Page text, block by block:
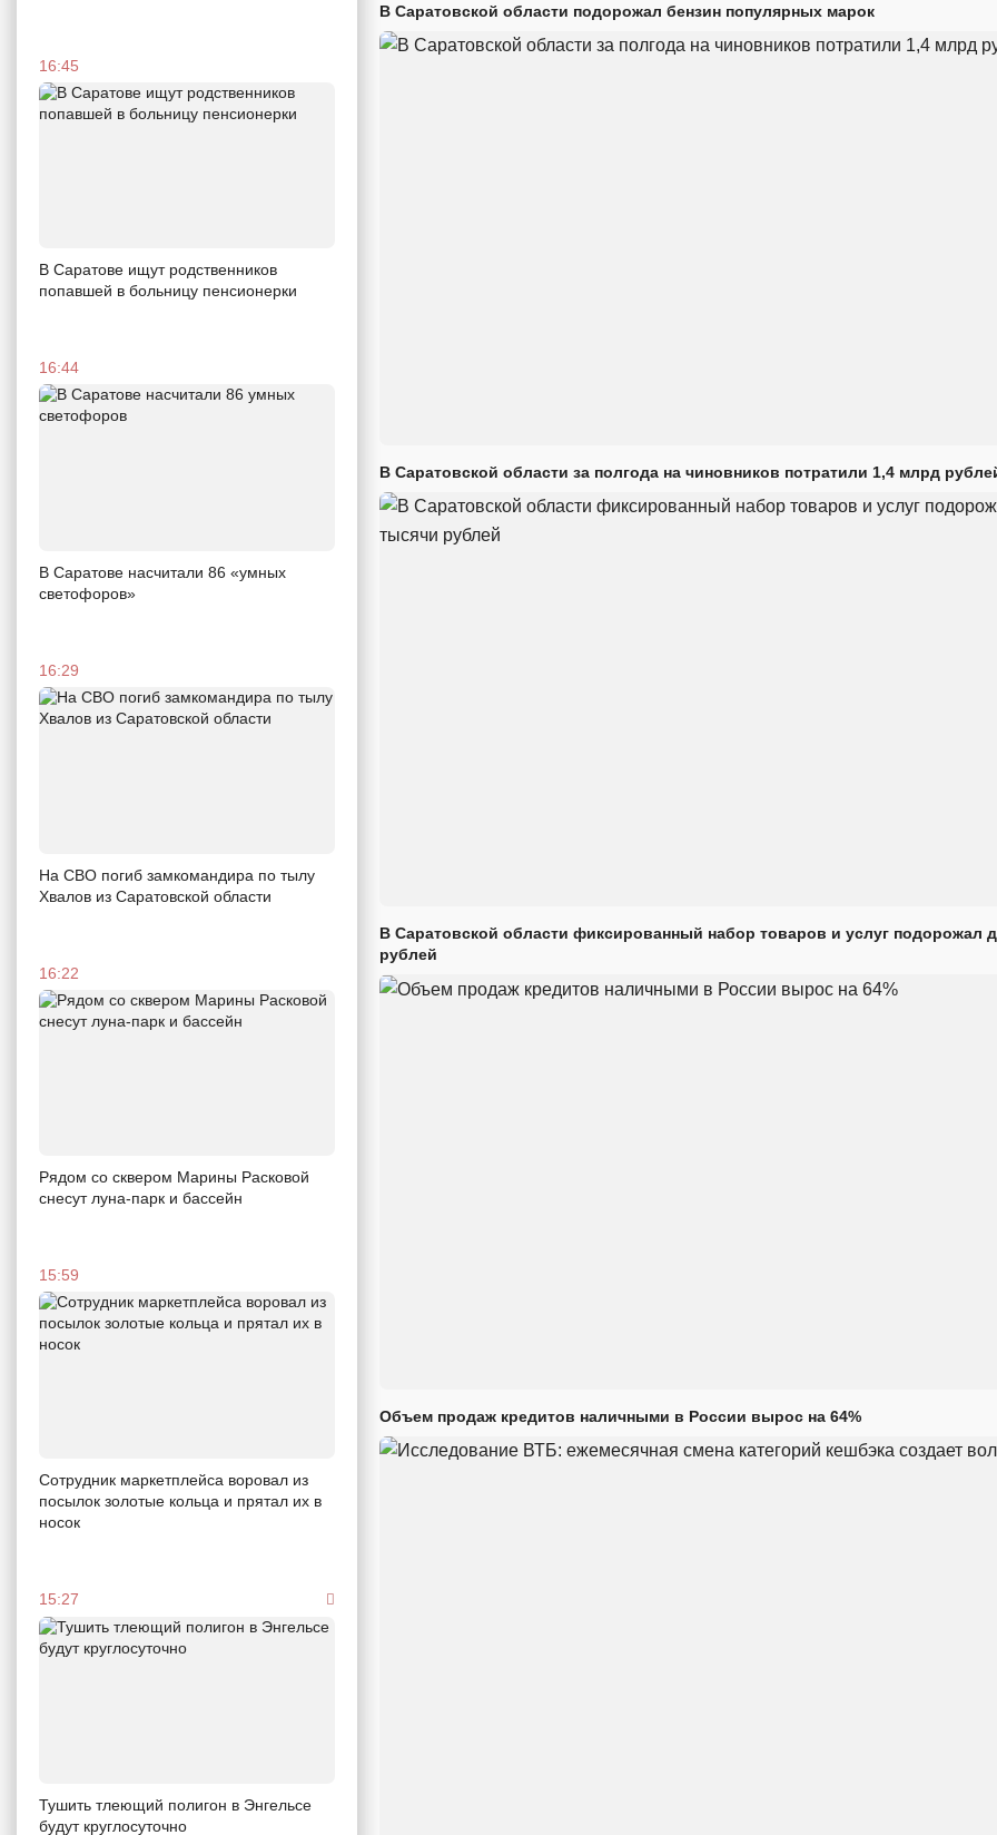
16:45
В Саратове ищут родственников
попавшей в больницу пенсионерки
16:44
В Саратове насчитали 86 «умных
светофоров»
16:29
На СВО погиб замкомандира по тылу
Хвалов из Саратовской области
16:22
Рядом со сквером Марины Расковой
снесут луна-парк и бассейн
15:59
Сотрудник маркетплейса воровал из
посылок золотые кольца и прятал их в
носок
15:27
Тушить тлеющий полигон в Энгельсе
будут круглосуточно
В Саратовской области подорожал бензин популярных марок
В Саратовской области за полгода на чиновников потратили 1,4 млрд
В Саратовской области фиксированный набор товаров и услуг подорожал
рублей
Объем продаж кредитов наличными в России вырос на 64%